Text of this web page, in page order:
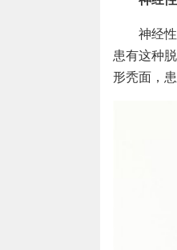
神经
患有这种
形秃面，